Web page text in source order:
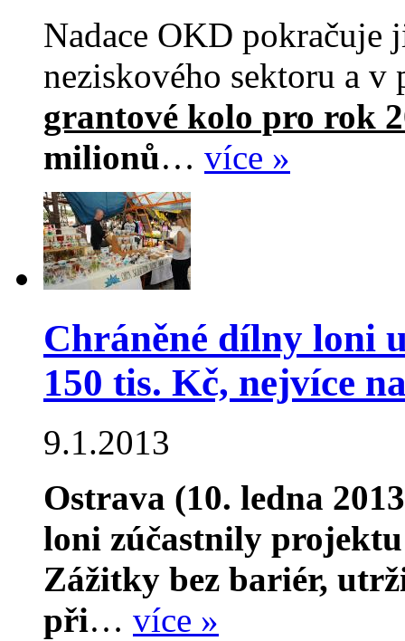
Nadace OKD pokračuje
neziskového sektoru a
grantové kolo pro rok
milionů… více »
Chráněné dílny loni
150 tis. Kč, nejvíce
9.1.2013
Ostrava (10. ledna
loni zúčastnily
Zážitky bez bariér,
při… více »